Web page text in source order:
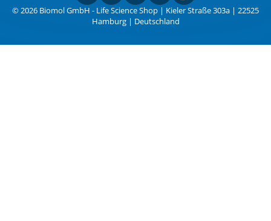
© 2026 Biomol GmbH - Life Science Shop | Kieler Straße 303a | 22525
Hamburg | Deutschland